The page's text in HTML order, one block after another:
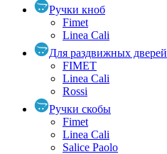
Ручки кноб
Fimet
Linea Cali
Для раздвижных дверей
FIMET
Linea Cali
Rossi
Ручки скобы
Fimet
Linea Cali
Salice Paolo